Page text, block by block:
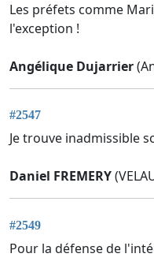
Les préfets comme
l'exception !
Angélique Dujarrier
#2547
Je trouve inadmissible
Daniel FREMERY
#2549
Pour la défense de